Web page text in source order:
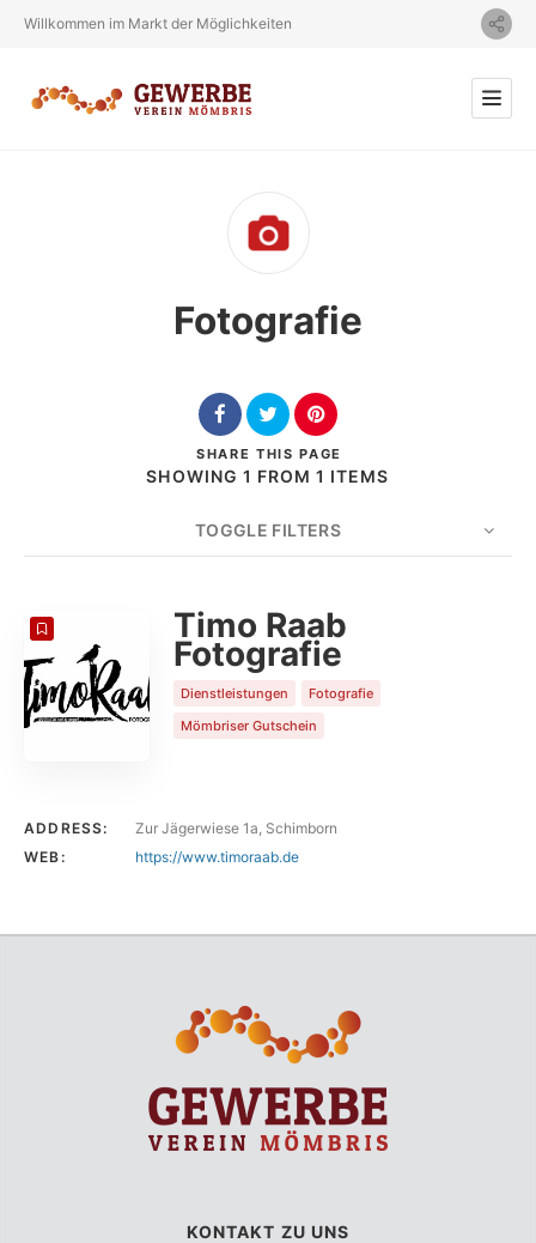
Willkommen im Markt der Möglichkeiten
Fotografie
SHARE THIS PAGE
SHOWING 1 FROM 1 ITEMS
TOGGLE FILTERS
SORT BY Date
Timo Raab
Fotografie
Dienstleistungen
Fotografie
Mömbriser Gutschein
ADDRESS:
Zur Jägerwiese 1a, Schimborn
WEB:
https://www.timoraab.de
KONTAKT ZU UNS